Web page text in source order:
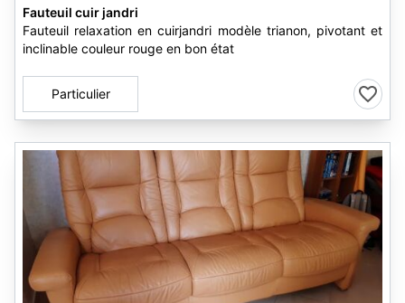
Fauteuil cuir jandri
Fauteuil relaxation en cuirjandri modèle trianon, pivotant et
inclinable couleur rouge en bon état
Particulier